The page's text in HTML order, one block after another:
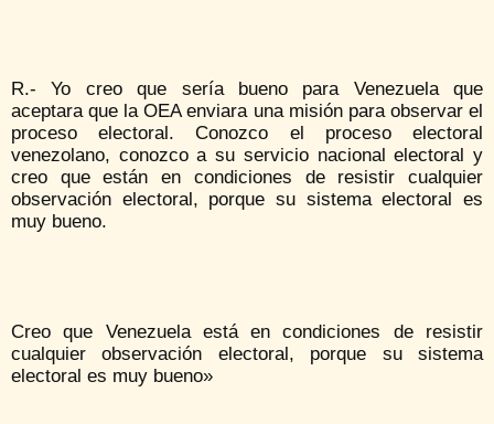
R.- Yo creo que sería bueno para Venezuela que
aceptara que la OEA enviara una misión para observar el
proceso electoral. Conozco el proceso electoral
venezolano, conozco a su servicio nacional electoral y
creo que están en condiciones de resistir cualquier
observación electoral, porque su sistema electoral es
muy bueno.
Creo que Venezuela está en condiciones de resistir
cualquier observación electoral, porque su sistema
electoral es muy bueno»